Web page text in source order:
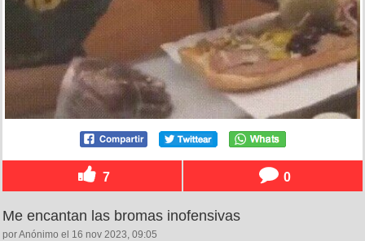
7 0
Me encantan las bromas inofensivas
por Anónimo el 16 nov 2023, 09:05